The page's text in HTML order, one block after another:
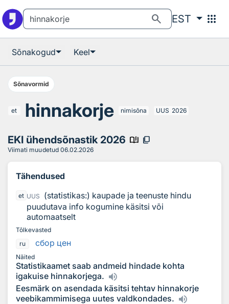
search EST apps
Sõnakogud Keel
Sõnavormid
et hinnakorje nimisõna UUS 2026
EKI ühendsõnastik 2026 book_ribbon content_copy
Viimati muudetud 06.02.2026
Tähendused
et UUS
(statistikas:) kaupade ja teenuste hindu
puudutava info kogumine käsitsi või
automaatselt
Tõlkevasted
ru
сбор цен
Näited
Statistikaamet saab andmeid hindade kohta
igakuise hinnakorjega.
Eesmärk on asendada käsitsi tehtav hinnakorje
veebikammimisega uutes valdkondades.